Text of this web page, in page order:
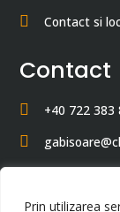
Prin utilizarea
Contact si
Contact
+40 722 383
București